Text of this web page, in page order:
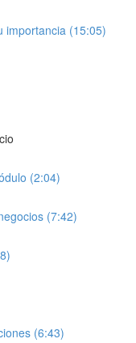
importancia (15:05)
(2:04)
(7:42)
(6:43)